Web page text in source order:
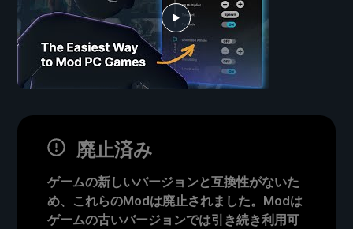
廃止済み
ゲームの新しいバージョンと互換性がないた
め、これらのModは廃止されました。Modは
ゲームの古いバージョンでは引き続き利用可